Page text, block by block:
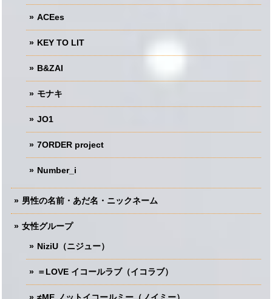
ACEes
KEY TO LIT
B&ZAI
モナキ
JO1
7ORDER project
Number_i
男性の名前・あだ名・ニックネーム
女性グループ
NiziU（ニジュー）
＝LOVE イコールラブ（イコラブ）
≠ME ノットイコールミー（ノイミー）